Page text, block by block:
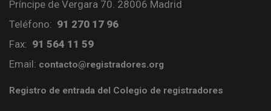
Príncipe de Vergara 70. 28006 Madrid
Teléfono: 91 270 17 96
Fax: 91 564 11 59
Email: contacto@registradores.org
Registro de entrada del Colegio de registradores